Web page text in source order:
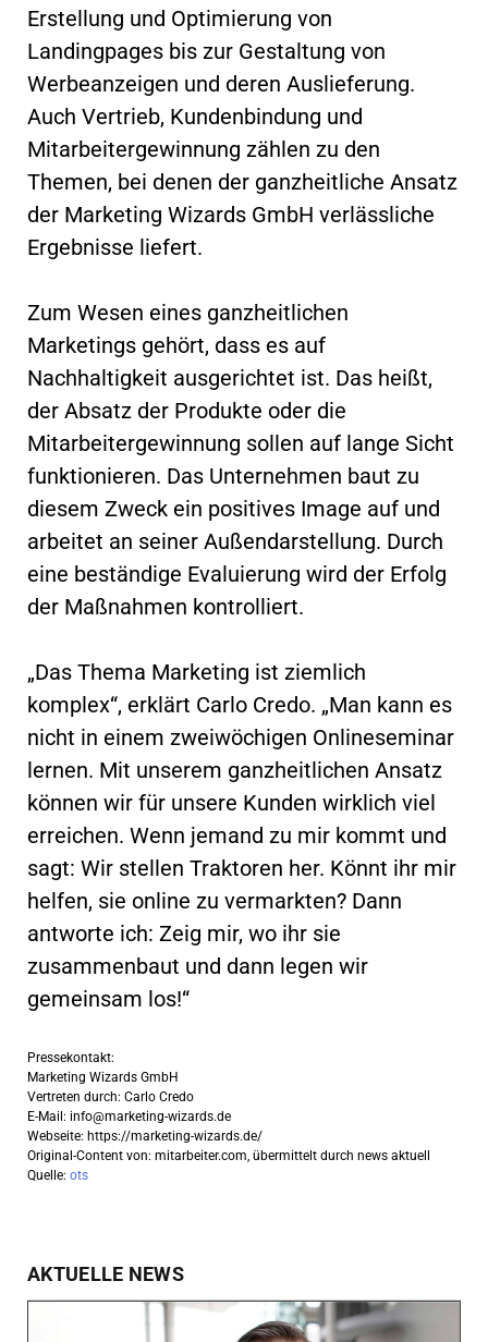
Erstellung und Optimierung von
Landingpages bis zur Gestaltung von
Werbeanzeigen und deren Auslieferung.
Auch Vertrieb, Kundenbindung und
Mitarbeitergewinnung zählen zu den
Themen, bei denen der ganzheitliche Ansatz
der Marketing Wizards GmbH verlässliche
Ergebnisse liefert.
Zum Wesen eines ganzheitlichen
Marketings gehört, dass es auf
Nachhaltigkeit ausgerichtet ist. Das heißt,
der Absatz der Produkte oder die
Mitarbeitergewinnung sollen auf lange Sicht
funktionieren. Das Unternehmen baut zu
diesem Zweck ein positives Image auf und
arbeitet an seiner Außendarstellung. Durch
eine beständige Evaluierung wird der Erfolg
der Maßnahmen kontrolliert.
„Das Thema Marketing ist ziemlich
komplex“, erklärt Carlo Credo. „Man kann es
nicht in einem zweiwöchigen Onlineseminar
lernen. Mit unserem ganzheitlichen Ansatz
können wir für unsere Kunden wirklich viel
erreichen. Wenn jemand zu mir kommt und
sagt: Wir stellen Traktoren her. Könnt ihr mir
helfen, sie online zu vermarkten? Dann
antworte ich: Zeig mir, wo ihr sie
zusammenbaut und dann legen wir
gemeinsam los!“
Pressekontakt:
Marketing Wizards GmbH
Vertreten durch: Carlo Credo
E-Mail: info@marketing-wizards.de
Webseite: https://marketing-wizards.de/
Original-Content von: mitarbeiter.com, übermittelt durch news aktuell
Quelle: ots
AKTUELLE NEWS